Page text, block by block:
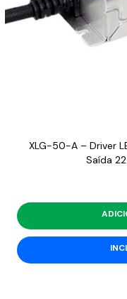
XLG-50-A – Driver
Saída